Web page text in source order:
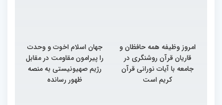
امروز وظیفه همه حافظان و
قاریان قرآن روشنگری در
جامعه با آیات نورانی قرآن
کریم است
جهان اسلام اخوت و وحدت
را پیرامون مقاومت در مقابل
رژیم صهیونیستی به منصه
ظهور رسانده